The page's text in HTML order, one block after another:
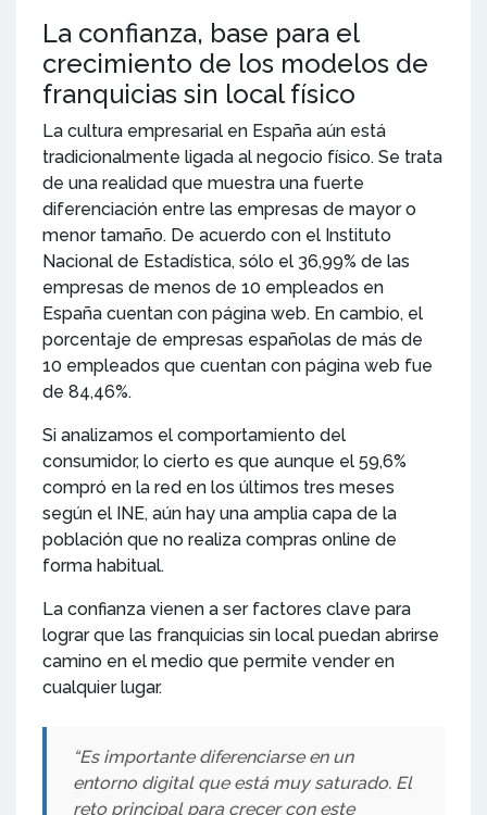
La confianza, base para el
crecimiento de los modelos de
franquicias sin local físico
La cultura empresarial en España aún está
tradicionalmente ligada al negocio físico. Se trata
de una realidad que muestra una fuerte
diferenciación entre las empresas de mayor o
menor tamaño. De acuerdo con el Instituto
Nacional de Estadística, sólo el 36,99% de las
empresas de menos de 10 empleados en
España cuentan con página web. En cambio, el
porcentaje de empresas españolas de más de
10 empleados que cuentan con página web fue
de 84,46%.
Si analizamos el comportamiento del
consumidor, lo cierto es que aunque el 59,6%
compró en la red en los últimos tres meses
según el INE, aún hay una amplia capa de la
población que no realiza compras online de
forma habitual.
La confianza vienen a ser factores clave para
lograr que las franquicias sin local puedan abrirse
camino en el medio que permite vender en
cualquier lugar.
“Es importante diferenciarse en un
entorno digital que está muy saturado. El
reto principal para crecer con este